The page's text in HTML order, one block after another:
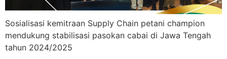
Sosialisasi kemitraan Supply Chain petani champion
mendukung stabilisasi pasokan cabai di Jawa Tengah
tahun 2024/2025